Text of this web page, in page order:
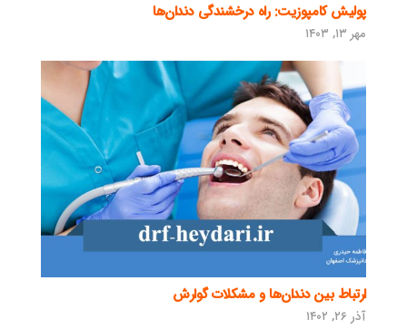
پولیش کامپوزیت: راه درخشندگی دندان‌ها
مهر ۱۳, ۱۴۰۳
ارتباط بین دندان‌ها و مشکلات گوارش
آذر ۲۶, ۱۴۰۲